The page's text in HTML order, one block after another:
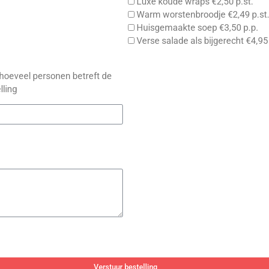
Warm worstenbroodje €2,49 p.st.
Huisgemaakte soep €3,50 p.p.
Verse salade als bijgerecht €4,95
personen betreft de
Verstuur bestelling